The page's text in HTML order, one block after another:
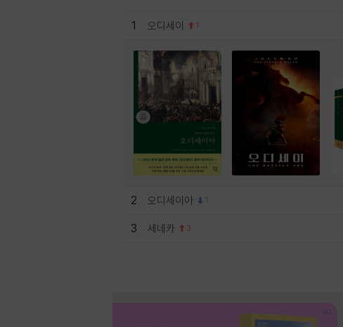
1 오디세이 1
2 오디세이아 1
3 세네카 3